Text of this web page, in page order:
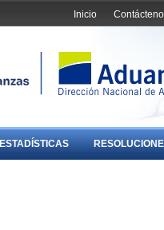
Inicio
ESTADÍSTICAS